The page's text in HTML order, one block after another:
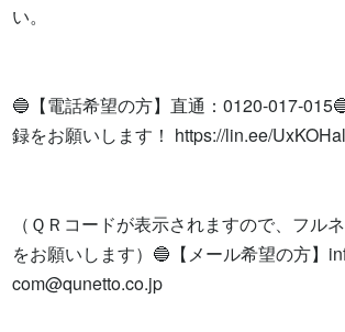
い。
🔵【電話希望の方】直通：0120-017-
録をお願いします！ https://lin.ee/UxKOHal
（ＱＲコードが表示されますので、フル
をお願いします）🔵【メール希望の方】
com@qunetto.co.jp